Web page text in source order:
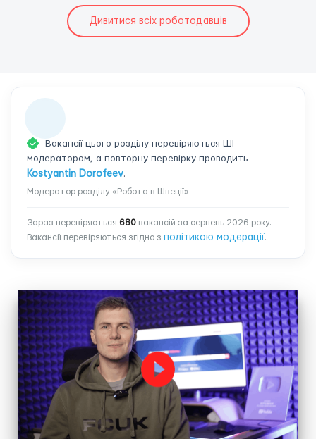
Дивитися всіх роботодавців
Вакансії цього розділу перевіряються ШІ-
модератором, а повторну перевірку проводить
Kostyantin Dorofeev.
Модератор розділу «Робота в Швеції»
Зараз перевіряється 680 вакансій за серпень 2026 року.
Вакансії перевіряються згідно з політикою модерації .